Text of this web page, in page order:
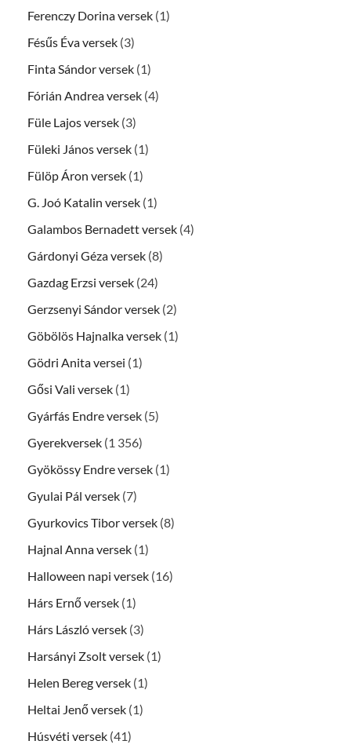
Ferenczy Dorina versek (1)
Fésűs Éva versek (3)
Finta Sándor versek (1)
Fórián Andrea versek (4)
Füle Lajos versek (3)
Füleki János versek (1)
Fülöp Áron versek (1)
G. Joó Katalin versek (1)
Galambos Bernadett versek (4)
Gárdonyi Géza versek (8)
Gazdag Erzsi versek (24)
Gerzsenyi Sándor versek (2)
Göbölös Hajnalka versek (1)
Gödri Anita versei (1)
Gősi Vali versek (1)
Gyárfás Endre versek (5)
Gyerekversek (1 356)
Gyökössy Endre versek (1)
Gyulai Pál versek (7)
Gyurkovics Tibor versek (8)
Hajnal Anna versek (1)
Halloween napi versek (16)
Hárs Ernő versek (1)
Hárs László versek (3)
Harsányi Zsolt versek (1)
Helen Bereg versek (1)
Heltai Jenő versek (1)
Húsvéti versek (41)